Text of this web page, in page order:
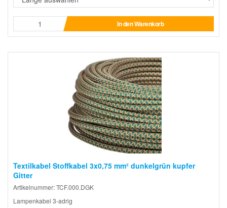
In den Warenkorb
Textilkabel Stoffkabel 3x0,75 mm² dunkelgrün kupfer
Gitter
Artikelnummer: TCF.000.DGK
Lampenkabel 3-adrig